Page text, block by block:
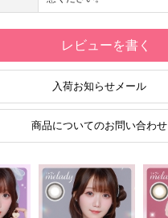
レビューを書く
入荷お知らせメール
商品についてのお問い合わせ